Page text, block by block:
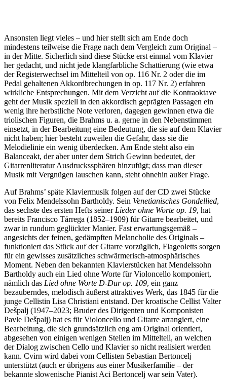
Ansonsten liegt vieles – und hier stellt sich am Ende doch
mindestens teilweise die Frage nach dem Vergleich zum Original –
in der Mitte. Sicherlich sind diese Stücke erst einmal vom Klavier
her gedacht, und nicht jede klangfarbliche Schattierung (wie etwa
der Registerwechsel im Mittelteil von op. 116 Nr. 2 oder die im
Pedal gehaltenen Akkordbrechungen in op. 117 Nr. 2) erfahren
wirkliche Entsprechungen. Mit dem Verzicht auf die Kontraoktave
geht der Musik speziell in den akkordisch geprägten Passagen ein
wenig ihre herbstliche Note verloren, dagegen gewinnen etwa die
triolischen Figuren, die Brahms u. a. gerne in den Nebenstimmen
einsetzt, in der Bearbeitung eine Bedeutung, die sie auf dem Klavier
nicht haben; hier besteht zuweilen die Gefahr, dass sie die
Melodielinie ein wenig überdecken. Am Ende steht also ein
Balanceakt, der aber unter dem Strich Gewinn bedeutet, der
Gitarrenliteratur Ausdruckssphären hinzufügt; dass man dieser
Musik mit Vergnügen lauschen kann, steht ohnehin außer Frage.
Auf Brahms’ späte Klaviermusik folgen auf der CD zwei Stücke
von Felix Mendelssohn Bartholdy. Sein Venetianisches Gondellied,
das sechste des ersten Hefts seiner Lieder ohne Worte op. 19, hat
bereits Francisco Tárrega (1852–1909) für Gitarre bearbeitet, und
zwar in rundum geglückter Manier. Fast erwartungsgemäß –
angesichts der feinen, gedämpften Melancholie des Originals –
funktioniert das Stück auf der Gitarre vorzüglich, Flageoletts sorgen
für ein gewisses zusätzliches schwärmerisch-atmosphärisches
Moment. Neben den bekannten Klavierstücken hat Mendelssohn
Bartholdy auch ein Lied ohne Worte für Violoncello komponiert,
nämlich das Lied ohne Worte D-Dur op. 109, ein ganz
bezauberndes, melodisch äußerst attraktives Werk, das 1845 für die
junge Cellistin Lisa Christiani entstand. Der kroatische Cellist Valter
Dešpalj (1947–2023; Bruder des Dirigenten und Komponisten
Pavle Dešpalj) hat es für Violoncello und Gitarre arrangiert, eine
Bearbeitung, die sich grundsätzlich eng am Original orientiert,
abgesehen von einigen wenigen Stellen im Mittelteil, an welchen
der Dialog zwischen Cello und Klavier so nicht realisiert werden
kann. Cvirn wird dabei vom Cellisten Sebastian Bertoncelj
unterstützt (auch er übrigens aus einer Musikerfamilie – der
bekannte slowenische Pianist Aci Bertoncelj war sein Vater).